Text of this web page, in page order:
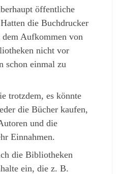
öffentliche
die Buchdrucker
Aufkommen von
nicht vor
schon einmal zu
trotzdem, es könnte
die Bücher kaufen,
und die
Einnahmen.
die Bibliotheken
ein, die z. B.